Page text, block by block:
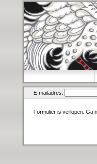
E-mailadres:
Formulier is verlopen. Ga